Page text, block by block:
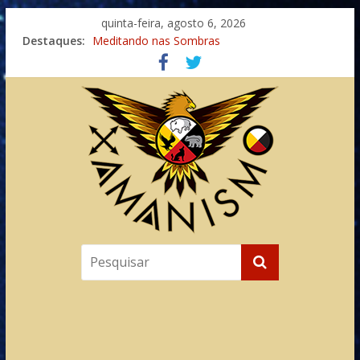
quinta-feira, agosto 6, 2026
Destaques: Meditando nas Sombras
Autosuficiência: A Jornada do Espírito Ancestral
Xamanismo Universal
Totens – Caminho Espiritual – Crescimento
Imaginação na Cura